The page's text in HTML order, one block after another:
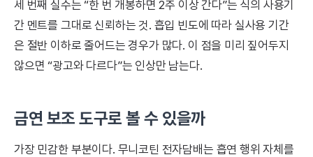
세 번째 실수는 “한 번 개봉하면 2주 이상 간다”는 식의 사용기
간 멘트를 그대로 신뢰하는 것. 흡입 빈도에 따라 실사용 기간
은 절반 이하로 줄어드는 경우가 많다. 이 점을 미리 짚어두지
않으면 “광고와 다르다”는 인상만 남는다.
금연 보조 도구로 볼 수 있을까
가장 민감한 부분이다. 무니코틴 전자담배는 흡연 행위 자체를